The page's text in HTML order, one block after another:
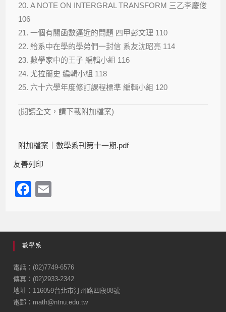
20. A NOTE ON INTERGRAL TRANSFORM 三乙李慶俊
106
21. 一個有關函數逼近的問題 四甲彭文理 110
22. 給系中在學的學弟們一封信 系友沈昭亮 114
23. 數學家中的王子 編輯小組 116
24. 尤拉簡史 編輯小組 118
25. 六十六學年度修訂課程標準 編輯小組 120
(閱讀全文，請下載附加檔案)
附加檔案｜數學系刊第十一期.pdf
友善列印
F
e
b
o
o
k
數學系
電話：(02)7749-6576
傳真：(02)2933-2342
地址：116059台北市汀州路四段88號
電郵：math@ntnu.edu.tw